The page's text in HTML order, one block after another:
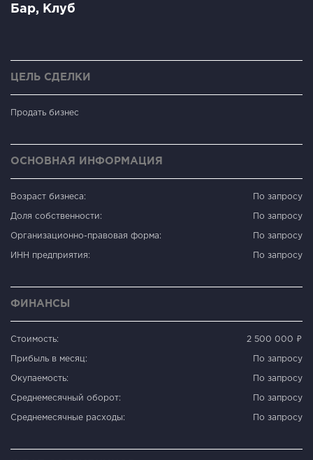
Бар, Клуб
ЦЕЛЬ СДЕЛКИ
Продать бизнес
ОСНОВНАЯ ИНФОРМАЦИЯ
Возраст бизнеса: По запросу
Доля собственности: По запросу
Организационно-правовая форма: По запросу
ИНН предприятия: По запросу
ФИНАНСЫ
Стоимость: 2 500 000 ₽
Прибыль в месяц: По запросу
Окупаемость: По запросу
Среднемесячный оборот: По запросу
Среднемесячные расходы: По запросу